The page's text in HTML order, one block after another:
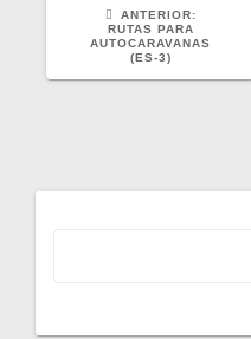
ANTERIOR:POST
RUTAS PARA
AUTOCARAVANAS
(ES-3)